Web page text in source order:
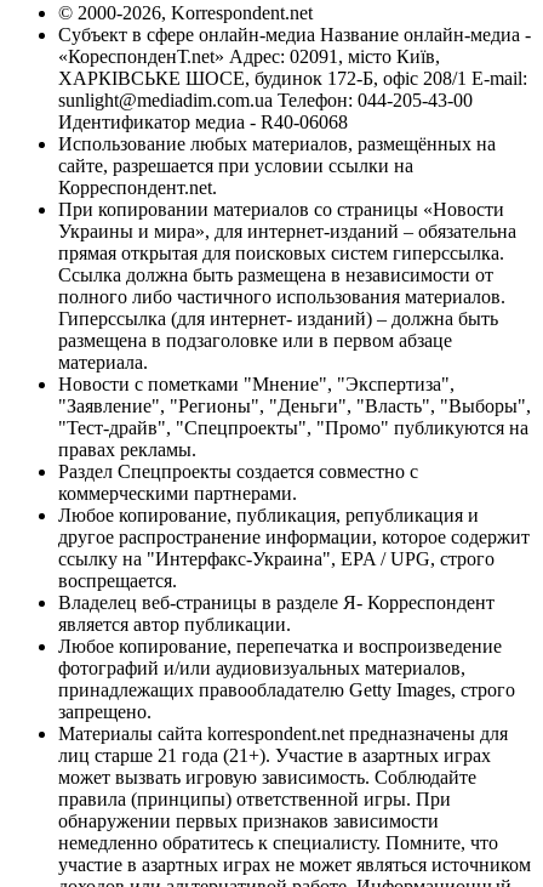
© 2000-2026, Korrespondent.net
Субъект в сфере онлайн-медиа Название онлайн-медиа -
«КореспонденТ.net» Адрес: 02091, місто Київ,
ХАРКІВСЬКЕ ШОСЕ, будинок 172-Б, офіс 208/1 E-mail:
sunlight@mediadim.com.ua Телефон: 044-205-43-00
Идентификатор медиа - R40-06068
Использование любых материалов, размещённых на
сайте, разрешается при условии ссылки на
Корреспондент.net.
При копировании материалов со страницы «Новости
Украины и мира», для интернет-изданий – обязательна
прямая открытая для поисковых систем гиперссылка.
Ссылка должна быть размещена в независимости от
полного либо частичного использования материалов.
Гиперссылка (для интернет- изданий) – должна быть
размещена в подзаголовке или в первом абзаце
материала.
Новости с пометками "Мнение", "Экспертиза",
"Заявление", "Регионы", "Деньги", "Власть", "Выборы",
"Тест-драйв", "Спецпроекты", "Промо" публикуются на
правах рекламы.
Раздел Спецпроекты создается совместно с
коммерческими партнерами.
Любое копирование, публикация, републикация и
другое распространение информации, которое содержит
ссылку на "Интерфакс-Украина", EPA / UPG, строго
воспрещается.
Владелец веб-страницы в разделе Я- Корреспондент
является автор публикации.
Любое копирование, перепечатка и воспроизведение
фотографий и/или аудиовизуальных материалов,
принадлежащих правообладателю Getty Images, строго
запрещено.
Материалы сайта korrespondent.net предназначены для
лиц старше 21 года (21+). Участие в азартных играх
может вызвать игровую зависимость. Соблюдайте
правила (принципы) ответственной игры. При
обнаружении первых признаков зависимости
немедленно обратитесь к специалисту. Помните, что
участие в азартных играх не может являться источником